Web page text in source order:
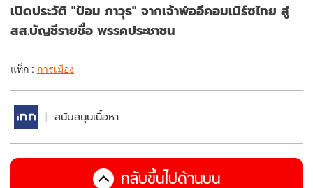
เปิดประวัติ "ป้อม ภาวุธ" จากเจ้าพ่ออีคอมเมิร์ซไทย สู่
สส.บัญชีรายชื่อ พรรคประชาชน
แท็ก : การเมือง
สนับสนุนเนื้อหา
กลับขึ้นไปด้านบน